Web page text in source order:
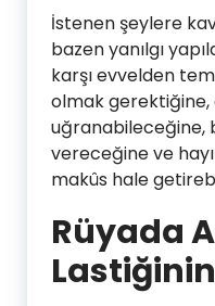
İstenen şeylere
bazen yanılgı
karşı evvelden
olmak gerektiğine,
uğranabileceğine,
vereceğine ve
makûs hale
Rüyada